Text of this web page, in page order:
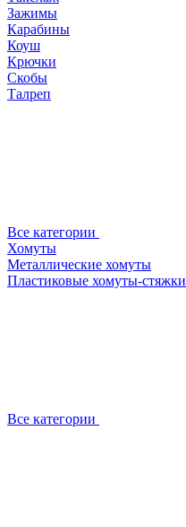
Зажимы
Карабины
Коуш
Крючки
Скобы
Талреп
Все категории
Хомуты
Металлические хомуты
Пластиковые хомуты-стяжки
Все категории